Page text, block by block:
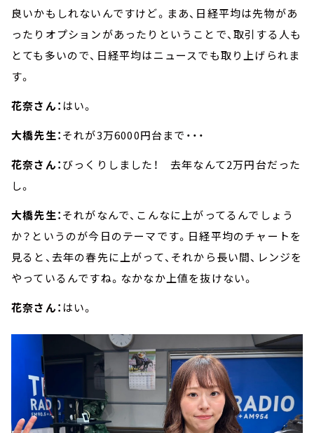
良いかもしれないんですけど。まあ、日経平均は先物があ
ったりオプションがあったりということで、取引する人も
とても多いので、日経平均はニュースでも取り上げられま
す。
花奈さん： はい。
大橋先生：それが3万6000円台まで・・・
花奈さん：びっくりしました！ 去年なんて2万円台だった
し。
大橋先生：それがなんで、こんなに上がってるんでしょう
か？というのが今日のテーマです。日経平均のチャートを
見ると、去年の春先に上がって、それから長い間、レンジを
やっているんですね。なかなか上値を抜けない。
花奈さん： はい。